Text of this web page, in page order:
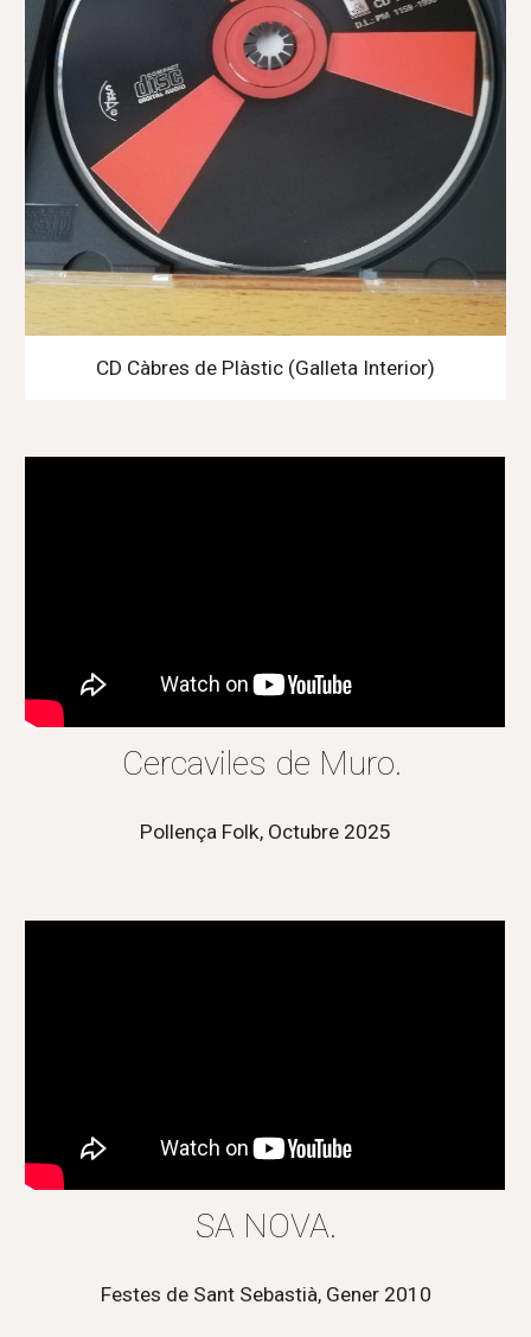
CD Càbres de Plàstic (Galleta Interior)
Cercaviles de Muro.
Pollença Folk, Octubre 2025
SA NOVA.
Festes de Sant Sebastià, Gener 2010